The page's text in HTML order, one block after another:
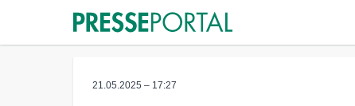
21.05.2025 – 17:27